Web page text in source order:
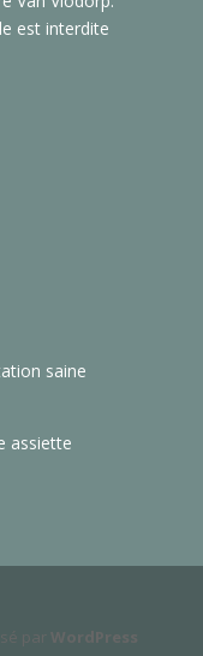
est interdite
saine
assiette
par WordPress